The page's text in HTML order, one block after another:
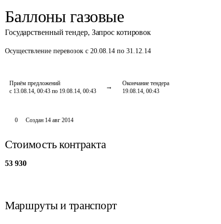
Баллоны газовые
Государственный тендер, Запрос котировок
Осуществление перевозок с 20.08.14 по 31.12.14
Приём предложений
с 13.08.14, 00:43 по 19.08.14, 00:43
Окончание тендера
19.08.14, 00:43
0 Создан 14 авг 2014
Стоимость контракта
53 930
Маршруты и транспорт